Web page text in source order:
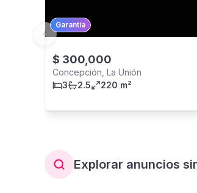
Garantía
$ 300,000
Concepción, La Unión
3
2.5 220 m²
Previous slide
Explorar anuncios